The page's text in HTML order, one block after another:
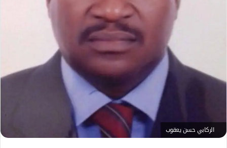
ن
ي
الركابي حسن يعقوب